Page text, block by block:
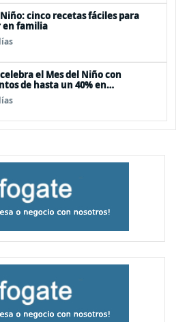
cinco recetas fáciles para
en familia
celebra el Mes del Niño con
de hasta un 40% en
cine, shows y streaming